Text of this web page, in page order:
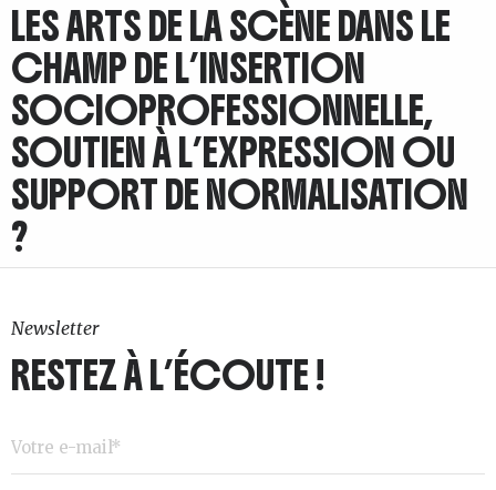
LES ARTS DE LA SCÈNE DANS LE
CHAMP DE L’INSERTION
SOCIOPROFESSIONNELLE,
SOUTIEN À L’EXPRESSION OU
SUPPORT DE NORMALISATION
?
Newsletter
RESTEZ À L’ÉCOUTE !